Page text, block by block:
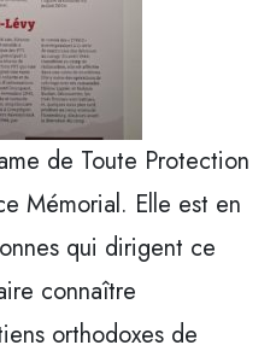
de Toute Protection
Mémorial. Elle est en
qui dirigent ce
connaître
orthodoxes de